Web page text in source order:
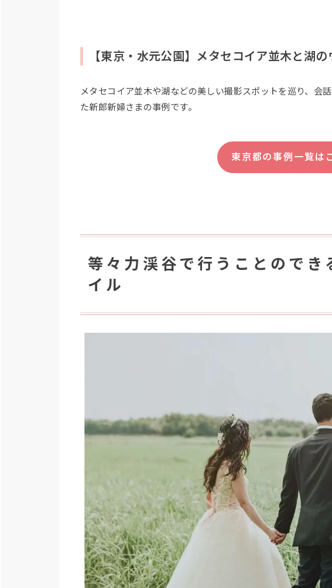
【東京・水元公園】メタセコイア並木と湖
メタセコイア並木や湖などの美しい撮影スポットを巡り、会
た新郎新婦さまの事例です。
東京都の事例一覧は
等々力渓谷で行うことのでき
イル